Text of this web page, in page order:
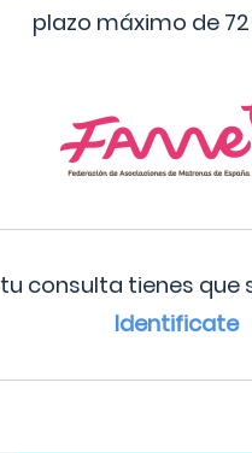
plazo máximo de
consulta tienes que
Identificate